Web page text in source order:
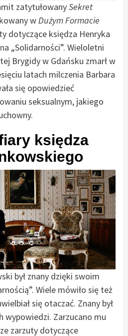
zatytułowanySekret
w Dużym Formacie
dotyczące księdza Henryka
„Solidarności”. Wieloletni
Brygidy w Gdańsku zmarł w
latach milczenia Barbara
się opowiedzieć
seksualnym, jakiego
księdza
był znany dzięki swoim
Wiele mówiło się też
się otaczać. Znany był
wypowiedzi. Zarzucano mu
zarzuty dotyczące